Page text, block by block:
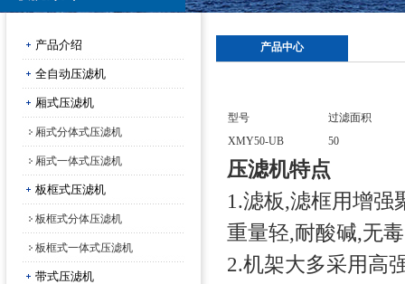
产品介绍
全自动压滤机
厢式压滤机
厢式分体式压滤机
厢式一体式压滤机
板框式压滤机
板框式分体压滤机
板框式一体式压滤机
带式压滤机
产品中心
型号
过滤面积
XMY50-UB
50
压滤机特点
1.滤板,滤框用增强
重量轻,耐酸碱,无
2.机架大多采用高